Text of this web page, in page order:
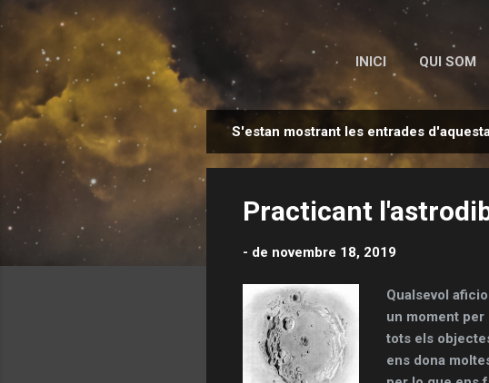
INICI QUI SOM
n
S'estan mostrant les entrades
Practicant
- de novembre 18, 2019
Qualsevol
un moment per
tots els
ens dona